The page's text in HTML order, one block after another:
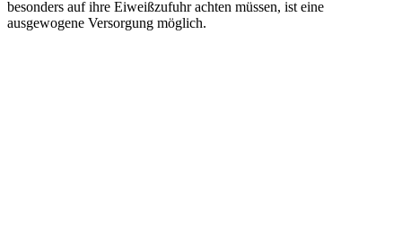
besonders auf ihre Eiweißzufuhr achten müssen, ist eine
ausgewogene Versorgung möglich.